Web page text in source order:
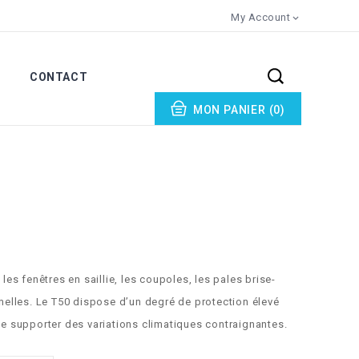
My Account 
CONTACT
MON PANIER (0)
fenêtres en saillie, les coupoles, les pales brise-
Le T50 dispose d’un degré de protection élevé
supporter des variations climatiques contraignantes.